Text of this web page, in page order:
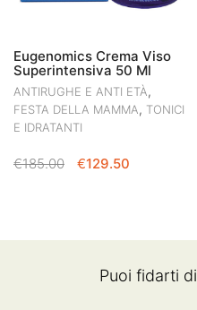
Eugenomics Crema Viso
Superintensiva 50 Ml
ANTIRUGHE E ANTI ETÀ,
FESTA DELLA MAMMA, TONICI
E IDRATANTI
€185.00
IL
€185.00.
€129.50
€129.50.
Puoi fidarti di